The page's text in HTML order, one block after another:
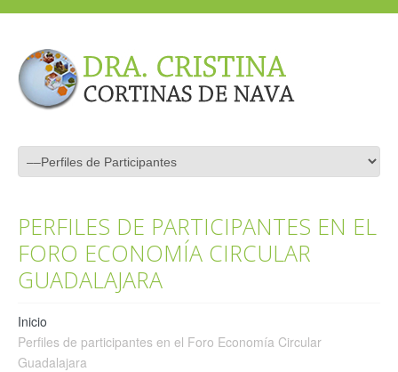
PERFILES DE PARTICIPANTES EN EL
FORO ECONOMÍA CIRCULAR
GUADALAJARA
Inicio
Perfiles de participantes en el Foro Economía Circular
Guadalajara